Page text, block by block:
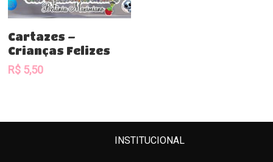
Cartazes –
Crianças Felizes
R$ 5,50
INSTITUCIONAL